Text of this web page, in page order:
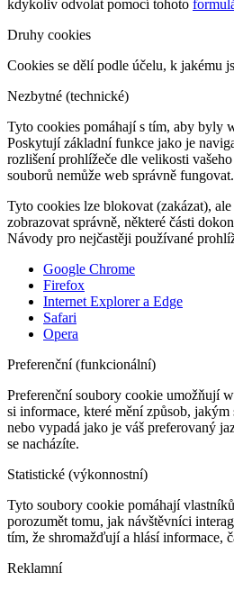
kdykoliv odvolat pomocí tohoto
Druhy cookies
Cookies se dělí podle účelu, k jakému
Nezbytné (technické)
Tyto cookies pomáhají s tím, aby byly
Poskytují základní funkce jako je
rozlišení prohlížeče dle velikosti
souborů nemůže web správně fungovat.
Tyto cookies lze blokovat (zakázat), ale
zobrazovat správně, některé části
Návody pro nejčastěji používané
Google Chrome
Firefox
Internet Explorer a Edge
Safari
Opera
Preferenční (funkcionální)
Preferenční soubory cookie umožňují
si informace, které mění způsob, jakým
nebo vypadá jako je váš preferovaný
se nacházíte.
Statistické (výkonnostní)
Tyto soubory cookie pomáhají
porozumět tomu, jak návštěvníci
tím, že shromažďují a hlásí informace,
Reklamní